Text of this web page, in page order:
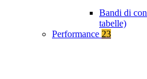
Bandi di
tabelle)
Performance 23